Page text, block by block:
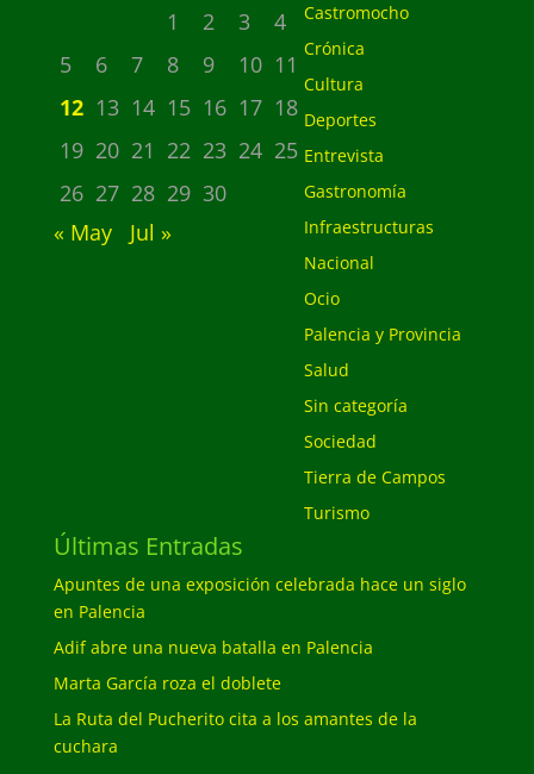
1
2 3
4
5
6 7 8 9 10 11
12 13 14 15 16 17 18
19 20 21 22 23 24 25
26 27 28 29 30
« May
Jul »
Castromocho
Crónica
Cultura
Deportes
Entrevista
Gastronomía
Infraestructuras
Nacional
Ocio
Palencia y Provincia
Salud
Sin categoría
Sociedad
Tierra de Campos
Turismo
Últimas Entradas
Apuntes de una exposición celebrada hace un siglo
en Palencia
Adif abre una nueva batalla en Palencia
Marta García roza el doblete
La Ruta del Pucherito cita a los amantes de la
cuchara